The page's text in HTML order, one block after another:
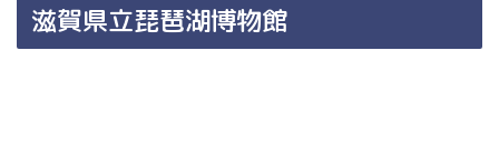
滋賀県立琵琶湖博物館